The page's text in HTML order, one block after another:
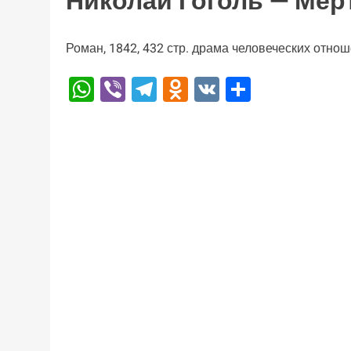
Роман, 1842, 432 стр. драма человеческих
WhatsApp
ViberTelegram
Odnoklassniki
VK